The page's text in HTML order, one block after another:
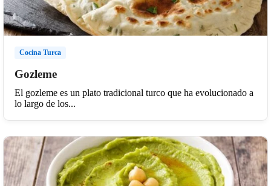
Cocina Turca
Gozleme
El gozleme es un plato tradicional turco que ha evolucionado a
lo largo de los...